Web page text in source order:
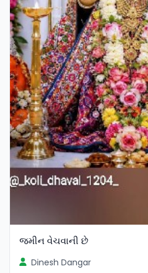
જમીન વેચવાની છે
Dinesh Dangar